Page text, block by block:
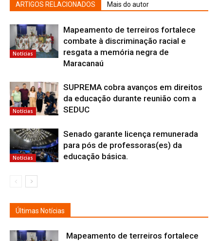
ARTIGOS RELACIONADOS Mais do autor
Notícias
Mapeamento de terreiros fortalece
combate à discriminação racial e
resgata a memória negra de
Maracanaú
Notícias
SUPREMA cobra avanços em direitos
da educação durante reunião com a
SEDUC
Notícias
Senado garante licença remunerada
para pós de professoras(es) da
educação básica.
Últimas Notícias
Mapeamento de terreiros fortalece